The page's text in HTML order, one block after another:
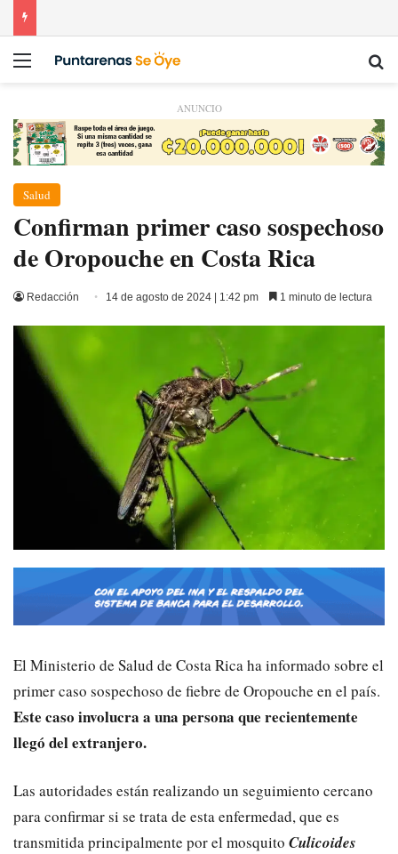
Menú
ANUNCIO
Salud
Confirman primer caso sospechoso
de Oropouche en Costa Rica
Redacción 14 de agosto de 2024 | 1:42 pm 1 minuto de lectura
El Ministerio de Salud de Costa Rica ha informado sobre el
primer caso sospechoso de fiebre de Oropouche en el país.
Este caso involucra a una persona que recientemente
llegó del extranjero.
Las autoridades están realizando un seguimiento cercano
para confirmar si se trata de esta enfermedad, que es
transmitida principalmente por el mosquito Culicoides